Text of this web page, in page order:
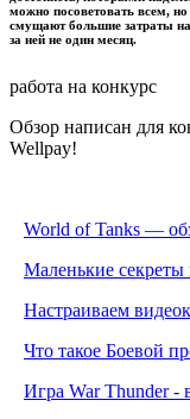
можно посоветовать всем,
смущают большие затраты
за ней не один месяц.
работа на конкурс
Обзор написан для
Wellpay!
World of Tanks —
Маленькие секреты
Настраиваем
Что такое Боевой
Игра War Thunder -